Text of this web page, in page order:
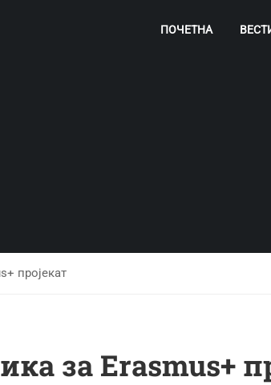
ПОЧЕТНА
пројекат
за Erasmus+